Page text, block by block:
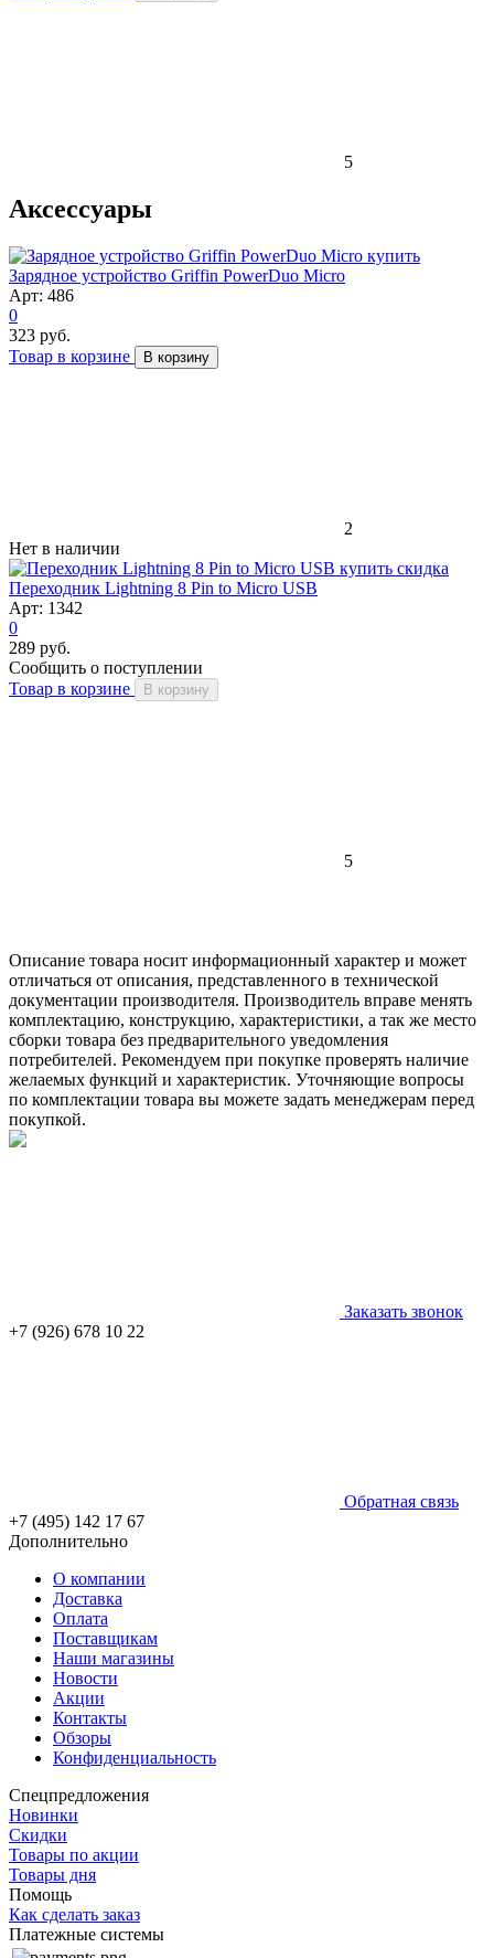
5
Аксессуары
Зарядное устройство Griffin PowerDuo Micro
Арт: 486
0
323 руб.
Товар в корзине
В корзину
2
Нет в наличии
скидка
Переходник Lightning 8 Pin to Micro USB
Арт: 1342
0
289 руб.
Сообщить о поступлении
Товар в корзине
В корзину
5
Описание товара носит информационный характер и может
отличаться от описания, представленного в технической
документации производителя. Производитель вправе менять
комплектацию, конструкцию, характеристики, а так же место
сборки товара без предварительного уведомления
потребителей. Рекомендуем при покупке проверять наличие
желаемых функций и характеристик. Уточняющие вопросы
по комплектации товара вы можете задать менеджерам перед
покупкой.
Заказать звонок
+7 (926) 678 10 22
Обратная связь
+7 (495) 142 17 67
Дополнительно
О компании
Доставка
Оплата
Поставщикам
Наши магазины
Новости
Акции
Контакты
Обзоры
Конфиденциальность
Спецпредложения
Новинки
Скидки
Товары по акции
Товары дня
Помощь
Как сделать заказ
Платежные системы